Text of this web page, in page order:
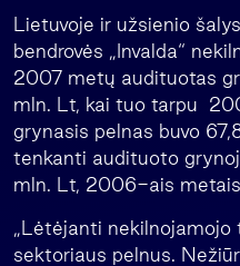
Lietuvoje ir užsienio
bendrovės „Invalda“
2007 metų audituotas
mln. Lt, kai tuo tarpu
grynasis pelnas buvo
tenkanti audituoto
mln. Lt, 2006-ais
„Lėtėjanti
sektoriaus pelnus.